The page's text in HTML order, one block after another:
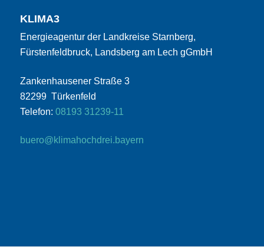
KLIMA3
Energieagentur der Landkreise Starnberg,
Fürstenfeldbruck, Landsberg am Lech gGmbH
Zankenhausener Straße 3
82299 Türkenfeld
Telefon: 08193 31239-11
buero@klimahochdrei.bayern